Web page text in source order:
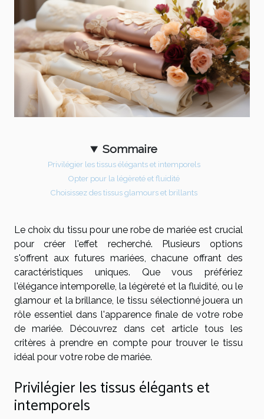
Sommaire
Privilégier les tissus élégants et intemporels
Opter pour la légèreté et fluidité
Choisissez des tissus glamours et brillants
Le choix du tissu pour une robe de mariée est crucial
pour créer l'effet recherché. Plusieurs options
s'offrent aux futures mariées, chacune offrant des
caractéristiques uniques. Que vous préfériez
l'élégance intemporelle, la légèreté et la fluidité, ou le
glamour et la brillance, le tissu sélectionné jouera un
rôle essentiel dans l'apparence finale de votre robe
de mariée. Découvrez dans cet article tous les
critères à prendre en compte pour trouver le tissu
idéal pour votre robe de mariée.
Privilégier les tissus élégants et
intemporels